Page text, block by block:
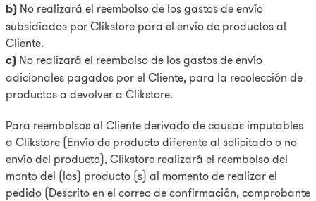
b) No realizará el reembolso de los gastos de envío
subsidiados por Clikstore para el envío de productos al
Cliente.
c) No realizará el reembolso de los gastos de envío
adicionales pagados por el Cliente, para la recolección de
productos a devolver a Clikstore.
Para reembolsos al Cliente derivado de causas imputables
a Clikstore (Envío de producto diferente al solicitado o no
envío del producto), Clikstore realizará el reembolso del
monto del (los) producto (s) al momento de realizar el
pedido (Descrito en el correo de confirmación, comprobante